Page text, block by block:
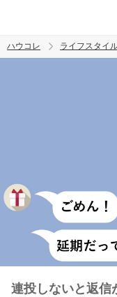
ハウコレ ライフスタイ
連投しないと返信